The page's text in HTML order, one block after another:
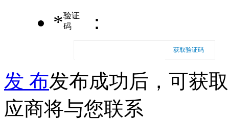
*验证
码
：
获取验证码
发 布发布成功后，可获
应商将与您联系